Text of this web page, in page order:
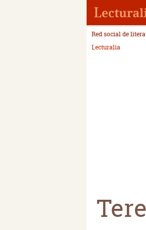
Red social de
Lecturalia